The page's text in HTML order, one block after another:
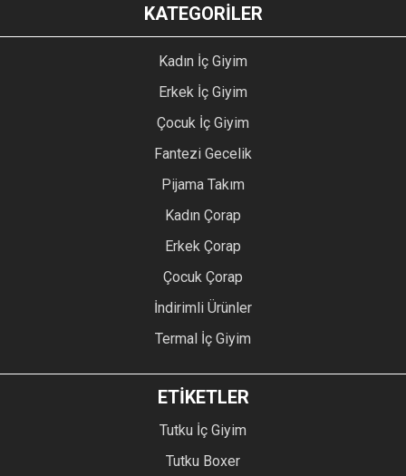
KATEGORİLER
Kadın İç Giyim
Erkek İç Giyim
Çocuk İç Giyim
Fantezi Gecelik
Pijama Takım
Kadın Çorap
Erkek Çorap
Çocuk Çorap
İndirimli Ürünler
Termal İç Giyim
ETİKETLER
Tutku İç Giyim
Tutku Boxer